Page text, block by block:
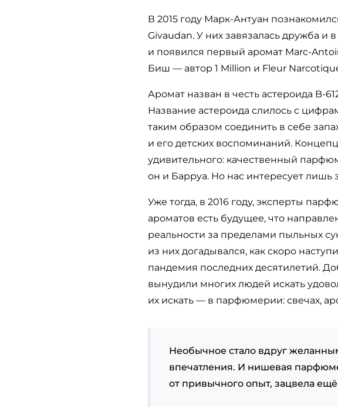
В 2015 году Марк-Антуан
Givaudan. У них завязалась дружба
и появился первый аромат Marc-
Биш — автор 1 Million и Fleur
Аромат назван в честь астероида B-
Название астероида слилось с
таким образом соединить в себе
и его детских воспоминаний.
удивительного: качественный
он и Барруа. Но нас интересует лишь
Уже тогда, в 2016 году, эксперты
ароматов есть будущее, что
реальности за пределами пыльных
из них догадывался, как скоро
пандемия последних десятилетий.
вынудили многих людей искать
их искать — в парфюмерии: свечах,
Необычное стало вдруг
впечатления. И нишевая
от привычного опыт, зацвела